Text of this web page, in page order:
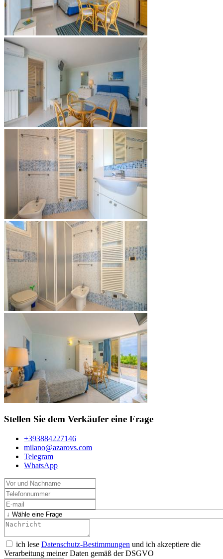
Stellen Sie dem Verkäufer eine Frage
+393884227146
milano@azarovs.com
Telegram
WhatsApp
ich lese Datenschutz-Bestimmungen und ich akzeptiere die
Verarbeitung meiner Daten gemäß der DSGVO